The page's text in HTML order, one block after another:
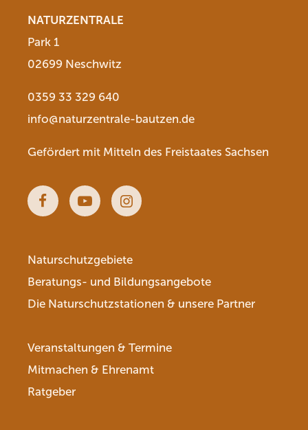
NATURZENTRALE
Park 1
02699 Neschwitz
0359 33 329 640
info@naturzentrale-bautzen.de
Gefördert mit Mitteln des Freistaates Sachsen
FacebookYoutubeInstagram
Naturschutzgebiete
Beratungs- und Bildungsangebote
Die Naturschutzstationen & unsere Partner
Veranstaltungen & Termine
Mitmachen & Ehrenamt
Ratgeber